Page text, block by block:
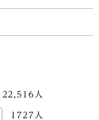
22,516人
1727人